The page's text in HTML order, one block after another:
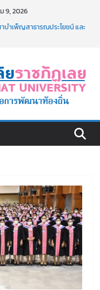
9, 2026
บำเพ็ญสาธารณประโยชน์ และ
ปิดบ้าน LRU ครั้งที่ 4 เปิดให้
ในฝัน สู่อนาคตที่ใช่
จงกับคณะอนุกรรมาธิการ